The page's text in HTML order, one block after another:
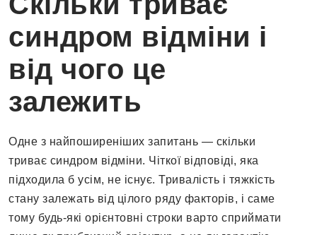
синдром відміни і
від чого це
залежить
Одне з найпоширеніших запитань — скільки
триває синдром відміни. Чіткої відповіді, яка
підходила б усім, не існує. Тривалість і тяжкість
стану залежать від цілого ряду факторів, і саме
тому будь-які орієнтовні строки варто сприймати